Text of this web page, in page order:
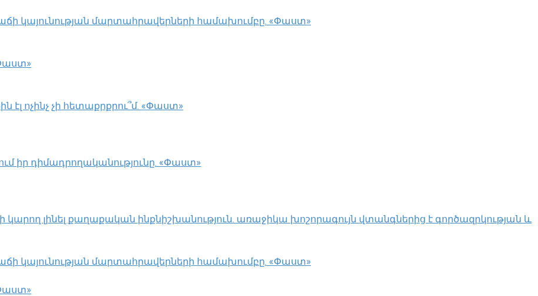
կայունության մարտահրավերների համախումբը. «Փաստ»
էլ ոչինչ չի հետաքրքրու՞մ. «Փաստ»
իր դիմադրողականությունը. «Փաստ»
լինել քաղաքական ինքնիշխանություն. առաջիկա խոշորագույն վտանգներից է գործազրկության և
կայունության մարտահրավերների համախումբը. «Փաստ»